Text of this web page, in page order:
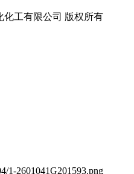
化工有限公司 版权所有
1-2601041G201593.png